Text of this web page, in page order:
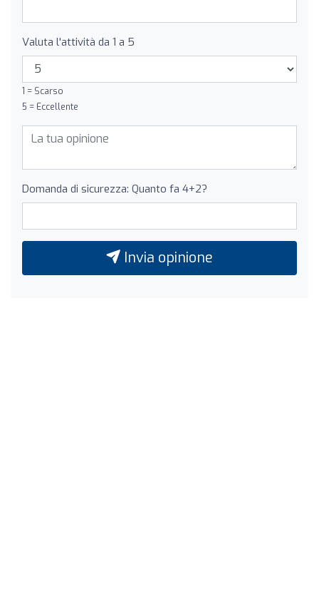
Valuta l'attività da 1 a 5
1 = Scarso
5 = Eccellente
Domanda di sicurezza: Quanto fa 4+2?
Invia opinione